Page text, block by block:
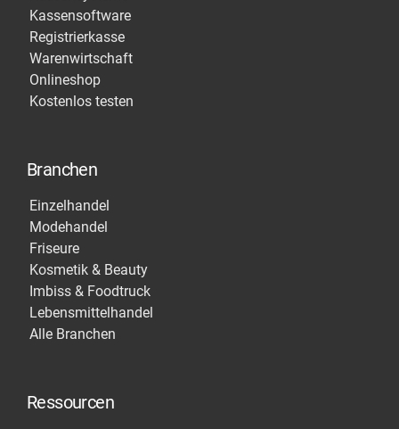
Kassensoftware
Registrierkasse
Warenwirtschaft
Onlineshop
Kostenlos testen
Branchen
Einzelhandel
Modehandel
Friseure
Kosmetik & Beauty
Imbiss & Foodtruck
Lebensmittelhandel
Alle Branchen
Ressourcen